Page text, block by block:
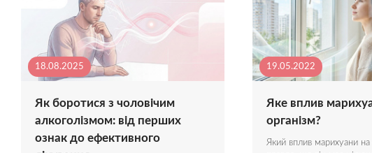
18.08.2025
Як боротися з чоловічим
алкоголізмом: від перших
ознак до ефективного
19.05.2022
Яке вплив
організм?
Який вплив марихуани на